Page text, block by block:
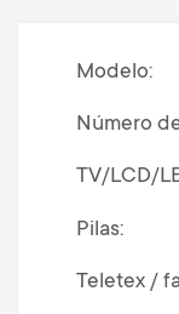
Modelo
Número
TV/LCD/
Pilas
Teletex /